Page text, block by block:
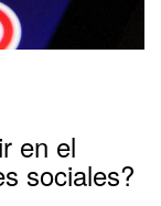
en el
sociales?